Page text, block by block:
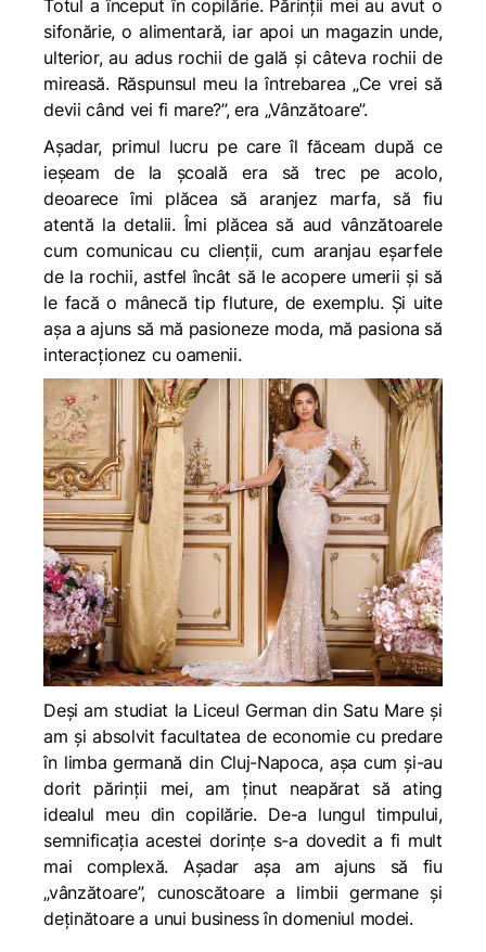
Totul a început în copilărie. Părinții mei au avut o
sifonărie, o alimentară, iar apoi un magazin unde,
ulterior, au adus rochii de gală și câteva rochii de
mireasă. Răspunsul meu la întrebarea „Ce vrei să
devii când vei fi mare?”, era „Vânzătoare”.
Așadar, primul lucru pe care îl făceam după ce
ieșeam de la școală era să trec pe acolo,
deoarece îmi plăcea să aranjez marfa, să fiu
atentă la detalii. Îmi plăcea să aud vânzătoarele
cum comunicau cu clienții, cum aranjau eșarfele
de la rochii, astfel încât să le acopere umerii și să
le facă o mânecă tip fluture, de exemplu. Și uite
așa a ajuns să mă pasioneze moda, mă pasiona să
interacționez cu oamenii.
Deși am studiat la Liceul German din Satu Mare și
am și absolvit facultatea de economie cu predare
în limba germană din Cluj-Napoca, așa cum și-au
dorit părinții mei, am ținut neapărat să ating
idealul meu din copilărie. De-a lungul timpului,
semnificația acestei dorințe s-a dovedit a fi mult
mai complexă. Așadar așa am ajuns să fiu
„vânzătoare”, cunoscătoare a limbii germane și
deținătoare a unui business în domeniul modei.